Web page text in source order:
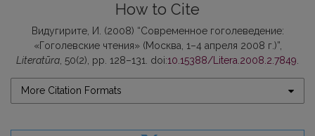
How to Cite
Видугирите, И. (2008) “Современное гоголеведение:
«Гоголевские чтения» (Москва, 1–4 апреля 2008 г.)”,
Literatūra , 50(2), pp. 128–131. doi:10.15388/Litera.2008.2.7849
More Citation Formats